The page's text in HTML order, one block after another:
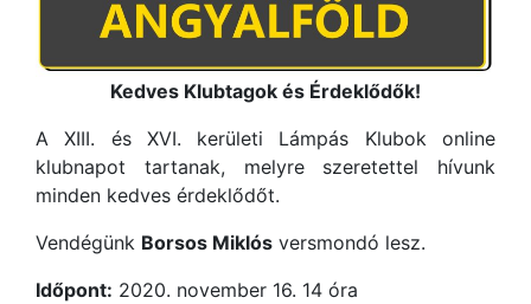
Kedves Klubtagok és Érdeklődők!
A XIII. és XVI. kerületi Lámpás Klubok online
klubnapot tartanak, melyre szeretettel hívunk
minden kedves érdeklődőt.
Vendégünk Borsos Miklós versmondó lesz.
Időpont: 2020. november 16. 14 óra